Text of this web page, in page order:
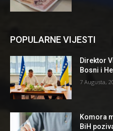
POPULARNE VIJESTI
Direktor
Bosni i
7 Augusta,
Komora
BiH